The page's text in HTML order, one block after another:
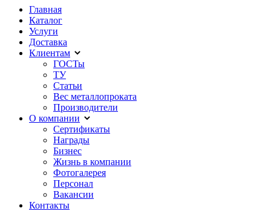
Главная
Каталог
Услуги
Доставка
Клиентам
ГОСТы
ТУ
Статьи
Вес металлопроката
Производители
О компании
Сертификаты
Награды
Бизнес
Жизнь в компании
Фотогалерея
Персонал
Вакансии
Контакты